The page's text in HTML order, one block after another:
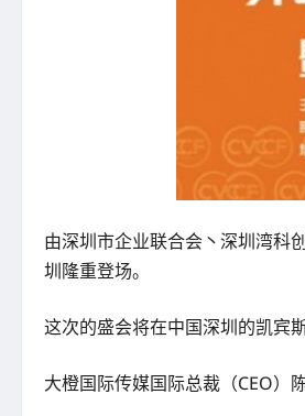
由深圳市企业联合会丶深圳湾科
圳隆重登场。
这次的盛会将在中国深圳的凯宾
大橙国际传媒国际总裁（CEO）